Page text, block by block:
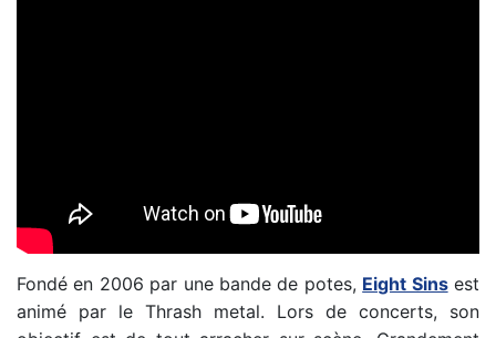
Fondé en 2006 par une bande de potes, Eight Sinsest
animé par le Thrash metal. Lors de concerts, son